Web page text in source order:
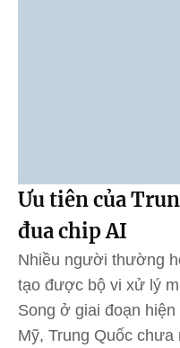
Ưu tiên của
đua chip AI
Nhiều người thường
tạo được bộ vi xử lý
Song ở giai đoạn
Mỹ, Trung Quốc chưa